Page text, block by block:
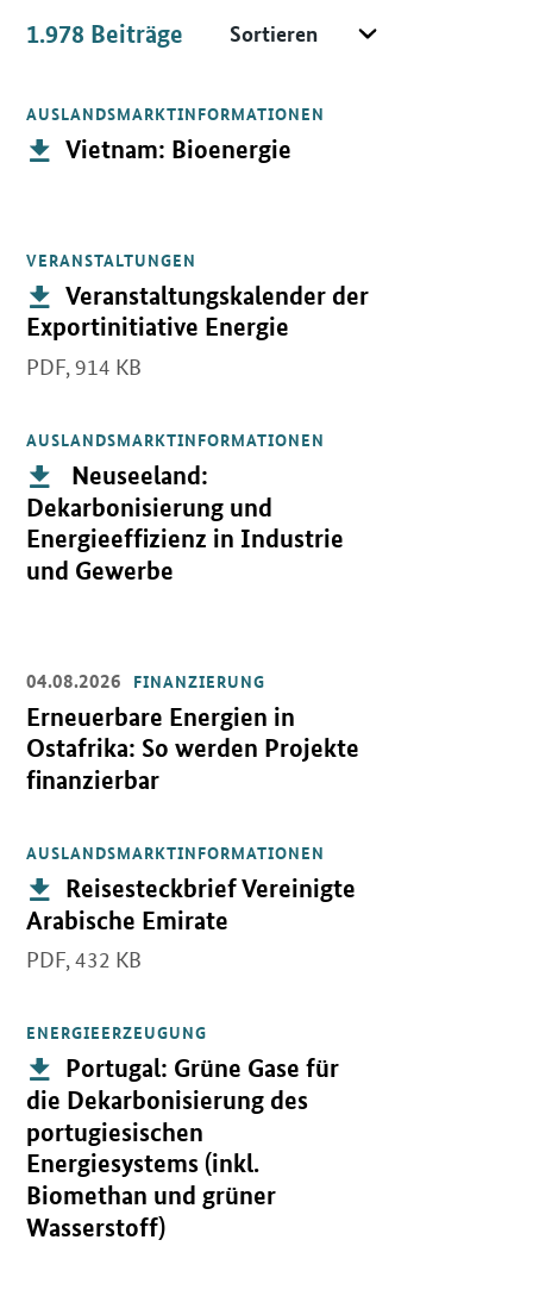
1.978 Beiträge
Beiträge
AUSLANDSMARKTINFORMATIONEN
Publikation:
Vietnam: Bioenergie
Öffnet PDF "Vietnam: Bioenergie" in neuem Fenster.
VERANSTALTUNGEN
Publikation:
Veranstaltungskalender der
Exportinitiative Energie
PDF, 914 KB
Öffnet PDF "Veranstaltungskalender der Exportinitiative Energie"
AUSLANDSMARKTINFORMATIONEN
Publikation:
Neuseeland:
Dekarbonisierung und
Energieeffizienz in Industrie
und Gewerbe
Öffnet PDF " Neuseeland: Dekarbonisierung und
04.08.2026 FINANZIERUNG
Erneuerbare Energien in
Ostafrika: So werden Projekte
finanzierbar
Öffnet Einzelsicht
AUSLANDSMARKTINFORMATIONEN
Publikation:
Reisesteckbrief Vereinigte
Arabische Emirate
PDF, 432 KB
Öffnet PDF "Reisesteckbrief Vereinigte Arabische Emirate" in
ENERGIEERZEUGUNG
Publikation:
Portugal: Grüne Gase für
die Dekarbonisierung des
portugiesischen
Energiesystems (inkl.
Biomethan und grüner
Wasserstoff)
Öffnet PDF "Portugal: Grüne Gase für die Dekarbonisierung des